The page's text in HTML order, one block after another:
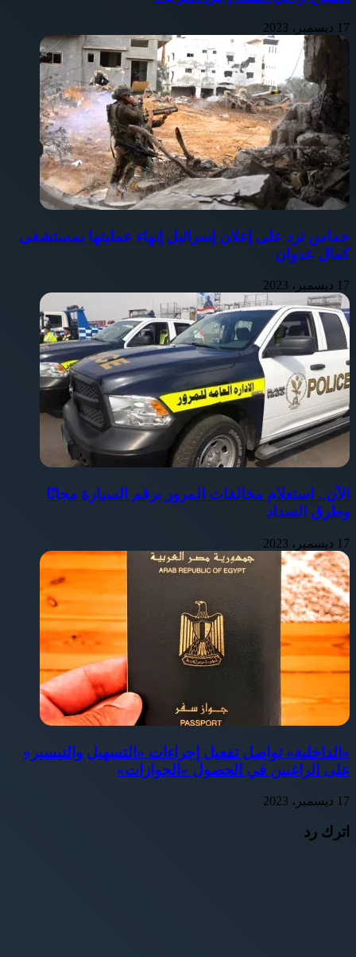
17 ديسمبر، 2023
حماس ترد على إعلان إسرائيل إنهاء عمليتها بمستشفى
كمال عدوان
17 ديسمبر، 2023
الآن.. استعلام مخالفات المرور برقم السيارة مجانًا
وطرق السداد
17 ديسمبر، 2023
«الداخلية» تواصل تفعيل إجراءات «التسهيل والتيسير»
على الراغبين في الحصول «الجوازات»
17 ديسمبر، 2023
اترك رد